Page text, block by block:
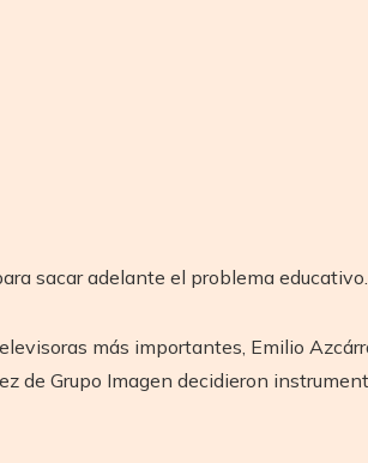
sacar adelante el problema educativo.
más importantes, Emilio
de Grupo Imagen decidieron